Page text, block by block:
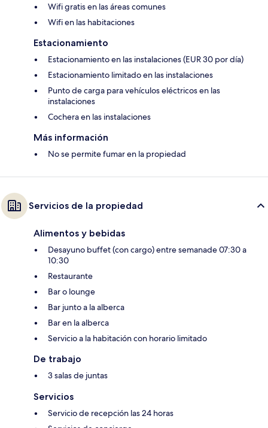
Wifi gratis en las áreas comunes
Wifi en las habitaciones
Estacionamiento
Estacionamiento en las instalaciones (EUR 30 por día)
Estacionamiento limitado en las instalaciones
Punto de carga para vehículos eléctricos en las
instalaciones
Cochera en las instalaciones
Más información
No se permite fumar en la propiedad
Servicios de la propiedad
Alimentos y bebidas
Desayuno buffet (con cargo) entre semanade 07:30 a
10:30
Restaurante
Bar o lounge
Bar junto a la alberca
Bar en la alberca
Servicio a la habitación con horario limitado
De trabajo
3 salas de juntas
Servicios
Servicio de recepción las 24 horas